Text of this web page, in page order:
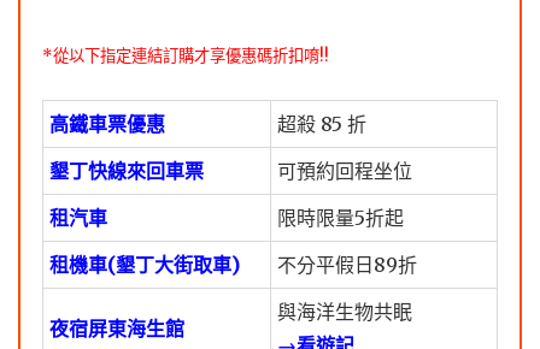
*從以下指定連結訂購才享優惠碼折扣唷!!
高鐵車票優惠 超殺 85 折
墾丁快線來回車票
可預約回程坐位
租汽車
限時限量5折起
租機車(墾丁大街取車)
不分平假日89折
夜宿屏東海生館
與海洋生物共眠